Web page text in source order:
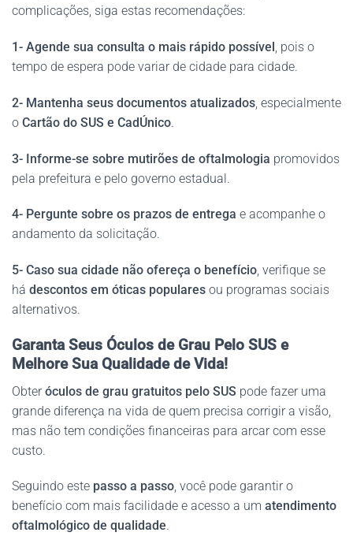
complicações, siga estas recomendações:
1- Agende sua consulta o mais rápido possível, pois o
tempo de espera pode variar de cidade para cidade.
2- Mantenha seus documentos atualizados, especialmente
o Cartão do SUS e CadÚnico.
3- Informe-se sobre mutirões de oftalmologia promovidos
pela prefeitura e pelo governo estadual.
4- Pergunte sobre os prazos de entrega e acompanhe o
andamento da solicitação.
5- Caso sua cidade não ofereça o benefício, verifique se
há descontos em óticas populares ou programas sociais
alternativos.
Garanta Seus Óculos de Grau Pelo SUS e
Melhore Sua Qualidade de Vida!
Obteróculos de grau gratuitos pelo SUS pode fazer uma
grande diferença na vida de quem precisa corrigir a visão,
mas não tem condições financeiras para arcar com esse
custo.
Seguindo este passo a passo, você pode garantir o
benefício com mais facilidade e acesso a um atendimento
oftalmológico de qualidade.